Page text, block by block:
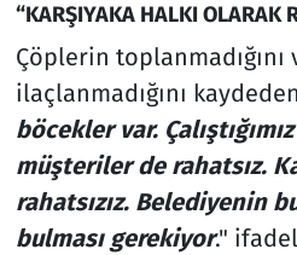
“KARŞIYAKA HALKI OLARAK
Çöplerin toplanmadığını
ilaçlanmadığını
böcekler var.
müşteriler de rahatsız.
rahatsızız. Belediyenin
bulması gerekiyor."